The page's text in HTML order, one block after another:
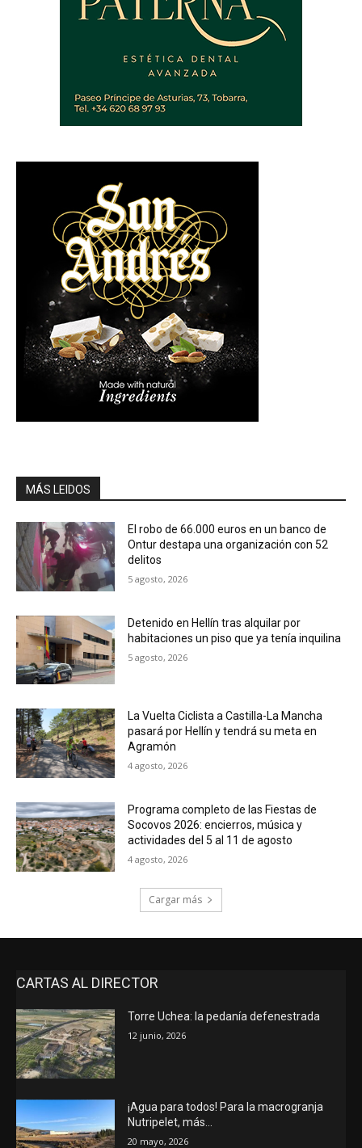
MÁS LEIDOS
El robo de 66.000 euros en un banco de
Ontur destapa una organización con 52
delitos
5 agosto, 2026
Detenido en Hellín tras alquilar por
habitaciones un piso que ya tenía inquilina
5 agosto, 2026
La Vuelta Ciclista a Castilla-La Mancha
pasará por Hellín y tendrá su meta en
Agramón
4 agosto, 2026
Programa completo de las Fiestas de
Socovos 2026: encierros, música y
actividades del 5 al 11 de agosto
4 agosto, 2026
Cargar más
CARTAS AL DIRECTOR
Torre Uchea: la pedanía defenestrada
12 junio, 2026
¡Agua para todos! Para la macrogranja
Nutripelet, más…
20 mayo, 2026